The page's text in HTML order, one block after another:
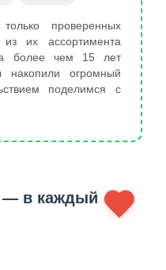
проверенных
их ассортимента
более чем 15 лет
накопили огромный
поделимся с
— в каждый